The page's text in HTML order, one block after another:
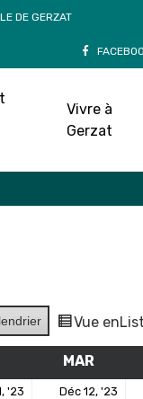
DE GERZAT
Vivre à
Gerzat
Vue en
MARMARDI
'23 Déc 12, '23